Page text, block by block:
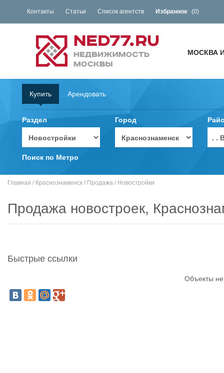
Контакты Статьи Список агентств Избранное (0)
МОСКВА
Купить Арендовать
Раздел Город
. .
Поиск по Метро
Главная / Краснознаменск / Продажа / Новостройки
Продажа новостроек,
Быстрые ссылки
Объекты